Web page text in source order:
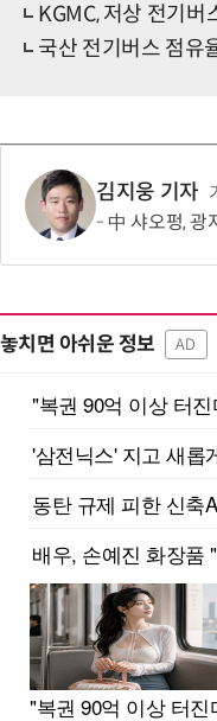
KGMC, 저상 전기
국산 전기버스 점유
김지웅 기자
中 샤오펑, 광
놓치면 아쉬운 정보 AD